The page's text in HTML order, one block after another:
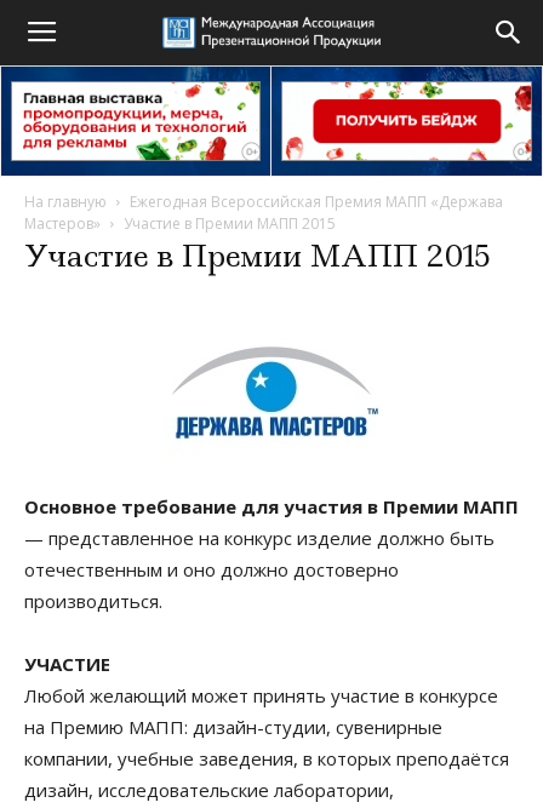
На главную
Ежегодная Всероссийская Премия МАПП «Держава
Мастеров»
Участие в Премии МАПП 2015
Участие в Премии МАПП 2015
Основное требование для участия в Премии МАПП
— представленное на конкурс изделие должно быть
отечественным и оно должно достоверно
производиться.
УЧАСТИЕ
Любой желающий может принять участие в конкурсе
на Премию МАПП: дизайн-студии, сувенирные
компании, учебные заведения, в которых преподаётся
дизайн, исследовательские лаборатории,